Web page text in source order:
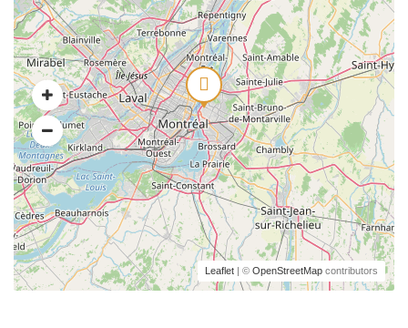
Leaflet | © OpenStreetMap contributors